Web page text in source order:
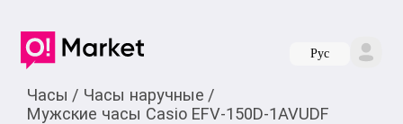
Руc
Часы / Часы наручные /
Мужские часы Casio EFV-150D-1AVUDF